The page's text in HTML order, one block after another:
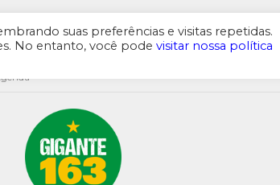
suas preferências e visitas repetidas.
No entanto, você pode visitar nossa política